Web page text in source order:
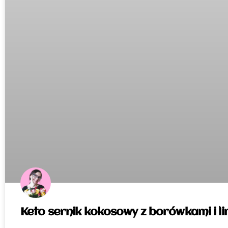
Keto sernik kokosowy z borówkami i